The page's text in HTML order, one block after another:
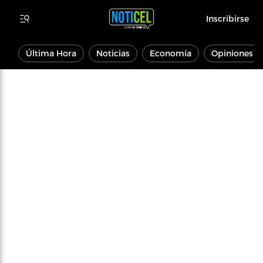
Inscribirse
Última Hora Noticias Economía Opiniones